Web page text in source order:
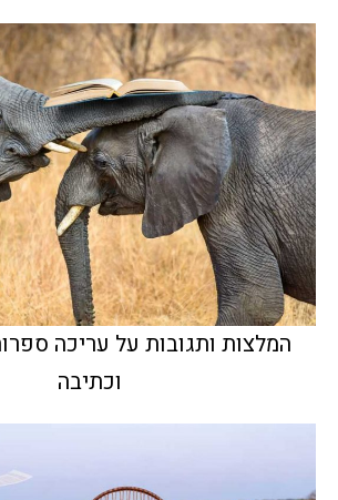
המלצות ותגובות על עריכה
וכתיבה